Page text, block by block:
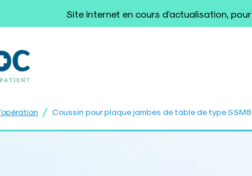
Site Internet en cours d'actualisation,
/ Coussin pour plaque jambes de table de type